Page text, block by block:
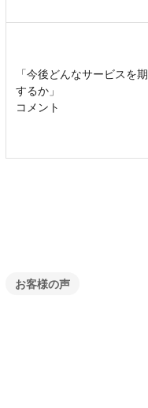
「今後どんなサービスを
するか」
コメント
お客様の声